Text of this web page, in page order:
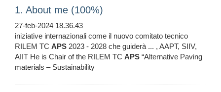
1. About me (100%)
27-feb-2024 18.36.43
iniziative internazionali come il nuovo comitato tecnico
RILEM TC APS 2023 - 2028 che guiderà ... , AAPT, SIIV,
AIIT He is Chair of the RILEM TC APS “Alternative Paving
materials – Sustainability